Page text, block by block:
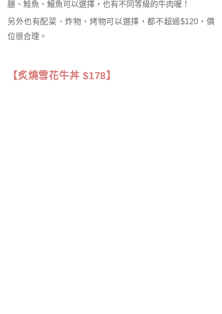
腿、鮭魚、鰻魚可以選擇，也有不同等級的牛肉喔！
另外也有配菜、炸物、烤物可以選擇，都不超過$120，價
位很合理。
【炙燒雪花牛丼 $178】